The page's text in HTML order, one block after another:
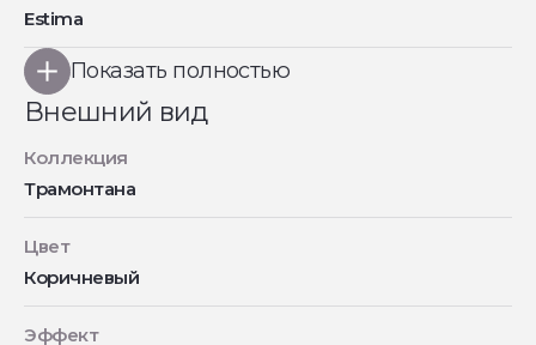
Estima
Показать полностью
Внешний вид
Коллекция
Трамонтана
Цвет
Коричневый
Эффект